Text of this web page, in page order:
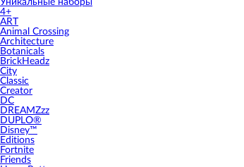
Уникальные наборы
4+
ART
Animal Crossing
Architecture
Botanicals
BrickHeadz
City
Classic
Creator
DC
DREAMZzz
DUPLO®
Disney™
Editions
Fortnite
Friends